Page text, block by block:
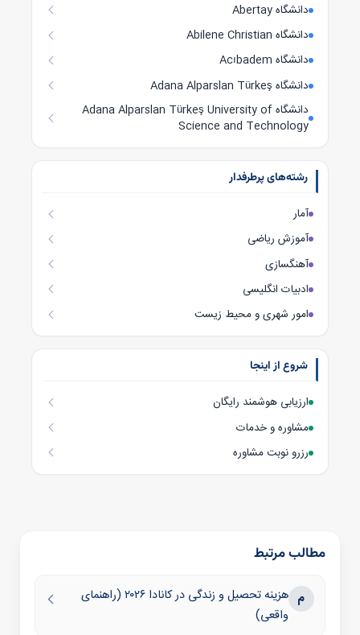
دانشگاه Abertay
دانشگاه Abilene Christian
دانشگاه Acıbadem
دانشگاه Adana Alparslan Türkeş
دانشگاه Adana Alparslan Türkeş University of
Science and Technology
رشته‌های پرطرفدار
آمار
آموزش ریاضی
آهنگسازی
ادبیات انگلیسی
امور شهری و محیط زیست
شروع از اینجا
ارزیابی هوشمند رایگان
مشاوره و خدمات
رزرو نوبت مشاوره
مطالب مرتبط
م
هزینه تحصیل و زندگی در کانادا ۲۰۲۶ (راهنمای
واقعی)